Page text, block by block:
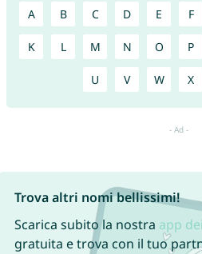
A B C D E F
K L M N O P
U V W X
Trova altri nomi bellissimi!
Scarica subito la nostra app
gratuita e trova con il tuo